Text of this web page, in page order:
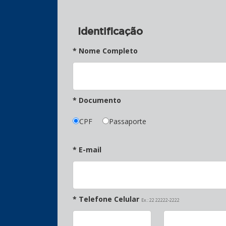
Identificação
* Nome Completo
* Documento
CPF Passaporte
* E-mail
* Telefone Celular Ex.: 22 22222-2222